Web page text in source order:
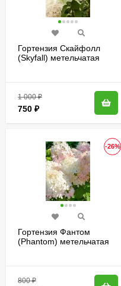
Гортензия Скайфолл
(Skyfall) метельчатая
1 000₽
750 ₽
-26%
Гортензия Фантом
(Phantom) метельчатая
800₽